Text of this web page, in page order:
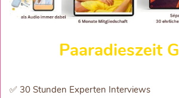
Paaradieszeit
✅ 30 Stunden Experten Interviews